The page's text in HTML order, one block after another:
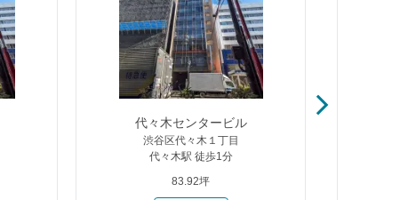
代々木センタービル
渋谷区代々木１丁目
代々木駅 徒歩1分
83.92坪